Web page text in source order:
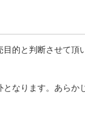
と判断させて頂
なります。あらか